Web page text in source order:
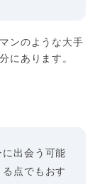
ンのような大手
にあります。
出会う可能
点でもおす